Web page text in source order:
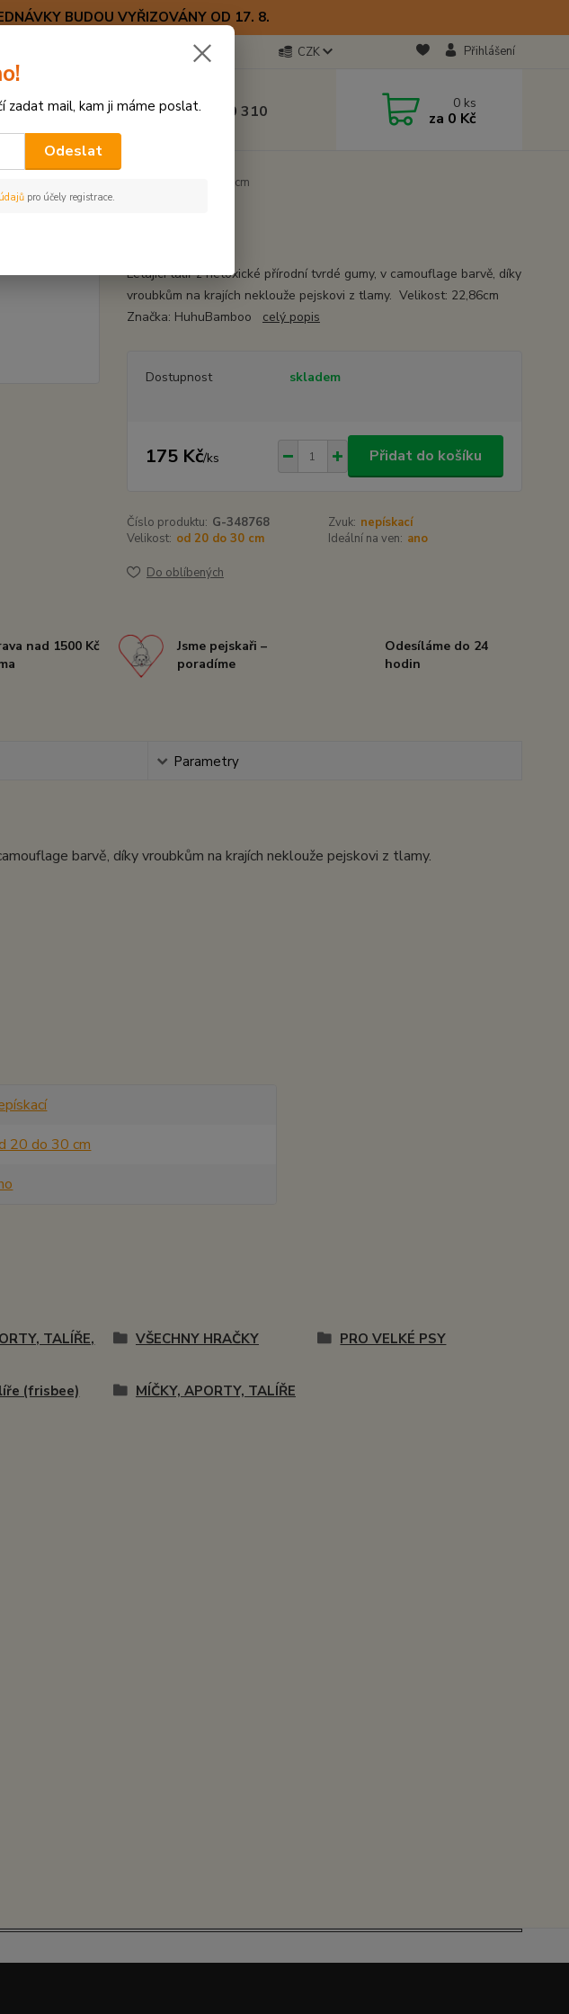
BUDOU VYŘIZOVÁNY OD 17. 8.
CZK Přihlášení
(+420) 723 770 310 0 ks
za 0 Kč
Rubber létající talíř 22,86cm
Létající talíř z netoxické přírodní tvrdé gumy, v camouflage barvě, díky
vroubkům na krajích neklouže pejskovi z tlamy. Velikost: 22,86cm
Značka: HuhuBamboo celý popis
Dostupnost skladem
175 Kč/ks Přidat do košíku
Číslo produktu: G-348768 Zvuk: nepískací
Velikost: od 20 do 30 cm Ideální na ven: ano
Do oblíbených
nad 1500 Kč
Jsme pejskaři –
poradíme
Odesíláme do 24
hodin
Parametry
barvě, díky vroubkům na krajích neklouže pejskovi z tlamy.
20 do 30 cm
TALÍŘE,
VŠECHNY HRAČKY PRO VELKÉ PSY
(frisbee) MÍČKY, APORTY, TALÍŘE
zadat mail, kam ji máme poslat.
Odeslat
pro účely registrace.